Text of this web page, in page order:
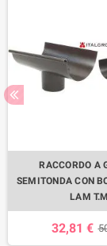
RACCORDO A
SEMITONDA CON
LAM
32,81 €